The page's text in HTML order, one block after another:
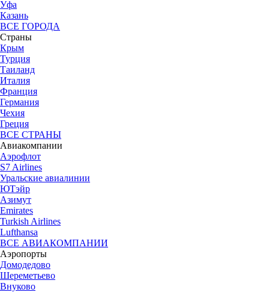
Уфа
Казань
ВСЕ ГОРОДА
Страны
Крым
Турция
Таиланд
Италия
Франция
Германия
Чехия
Греция
ВСЕ СТРАНЫ
Авиакомпании
Аэрофлот
S7 Airlines
Уральские авиалинии
ЮТэйр
Азимут
Emirates
Turkish Airlines
Lufthansa
ВСЕ АВИАКОМПАНИИ
Аэропорты
Домодедово
Шереметьево
Внуково